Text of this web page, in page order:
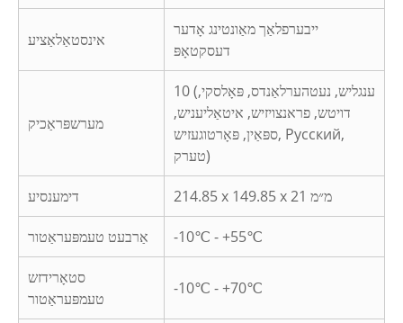
אינסטאַלאַציע
ייבערפלאַך מאַונטינג אָדער
דעסקטאָפּ
מערשפּראַכיק
10 (ענגליש, נעטהערלאַנדס, פּאָלסקי,
דויטש, פראנצויזיש, איטאַליעניש,
ספּאַין, פּאָרטוגעזיש, Русский,
טערק)
דימענסיע 214.85 x 149.85 x 21 מ״מ
אַרבעט טעמפּעראַטור -10℃ - +55℃
סטאָרידזש
טעמפּעראַטור
-10℃ - +70℃